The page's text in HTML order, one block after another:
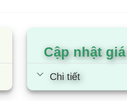
êm ái.
nên mua
năng tiết kiệm điện
Cập nhật
Chi tiết